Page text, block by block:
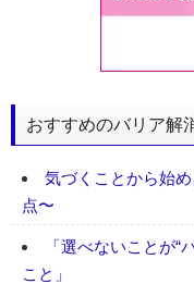
おすすめのバリア解
気づくことから始
点〜
「選べないことが“
こと」